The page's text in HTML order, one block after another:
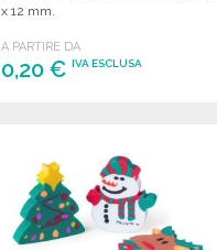
x 12 mm.
A PARTIRE DA
0,20 € IVA ESCLUSA